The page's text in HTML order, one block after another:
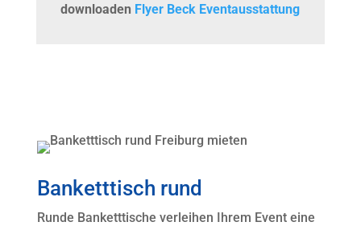
downloaden Flyer Beck Eventausstattung
Banketttisch rund
Runde Banketttische verleihen Ihrem Event eine